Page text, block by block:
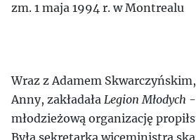
zm. 1 maja 1994 r. w Montrealu
Wraz z Adamem
Anny, zakładała Legion Młodych -
młodzieżową organizację
Była sekretarką wiceministra